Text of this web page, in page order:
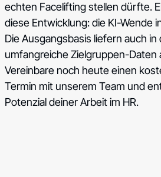
echten Facelifting stellen dürfte.
diese Entwicklung: die KI-Wende
Die Ausgangsbasis liefern auch
umfangreiche Zielgruppen-Daten
Vereinbare noch heute einen
Termin mit unserem Team und
Potenzial deiner Arbeit im HR.